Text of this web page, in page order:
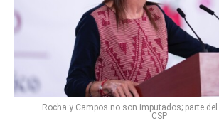
Rocha y Campos no son imputados; parte
CSP